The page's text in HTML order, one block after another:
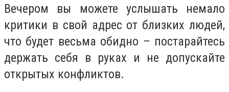
Вечером вы можете услышать немало
критики в свой адрес от близких людей,
что будет весьма обидно – постарайтесь
держать себя в руках и не допускайте
открытых конфликтов.